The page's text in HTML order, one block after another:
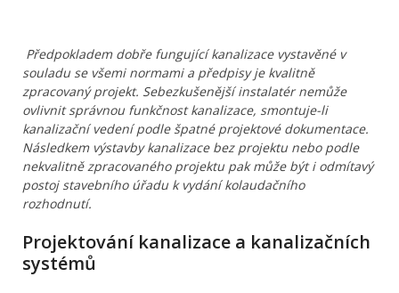
Předpokladem dobře fungující kanalizace vystavěné v
souladu se všemi normami a předpisy je kvalitně
zpracovaný projekt. Sebezkušenější instalatér nemůže
ovlivnit správnou funkčnost kanalizace, smontuje-li
kanalizační vedení podle špatné projektové dokumentace.
Následkem výstavby kanalizace bez projektu nebo podle
nekvalitně zpracovaného projektu pak může být i odmítavý
postoj stavebního úřadu k vydání kolaudačního
rozhodnutí.
Projektování kanalizace a kanalizačních
systémů